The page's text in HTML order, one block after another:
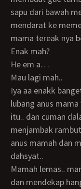
sapu dari bawah
mendarat ke
mama tereak nya
Enak mah?
He em a…
Mau lagi mah..
Iya aa enakk banget.. dan langsung gue obok obok
lubang anus
itu.. dan cuman
menjambak
anus mamah dan
dahsyat..
Mamah lemas.. mamah tepar.. akhirnya gue berdiri
dan mendekap